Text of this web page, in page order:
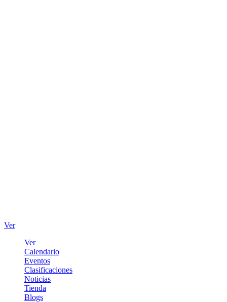
Ver
Ver
Calendario
Eventos
Clasificaciones
Noticias
Tienda
Blogs